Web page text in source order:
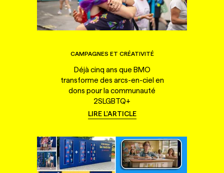
CAMPAGNES ET CRÉATIVITÉ
Déjà cinq ans que BMO
transforme des arcs-en-ciel en
dons pour la communauté
2SLGBTQ+
LIRE L'ARTICLE